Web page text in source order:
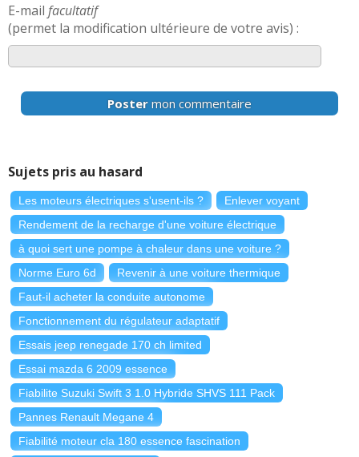
E-mail facultatif
(permet la modification ultérieure de votre avis) :
Poster mon commentaire
Sujets pris au hasard
Les moteurs électriques s'usent-ils ?
Enlever voyant
Rendement de la recharge d'une voiture électrique
à quoi sert une pompe à chaleur dans une voiture ?
Norme Euro 6d
Revenir à une voiture thermique
Faut-il acheter la conduite autonome
Fonctionnement du régulateur adaptatif
Essais jeep renegade 170 ch limited
Essai mazda 6 2009 essence
Fiabilite Suzuki Swift 3 1.0 Hybride SHVS 111 Pack
Pannes Renault Megane 4
Fiabilité moteur cla 180 essence fascination